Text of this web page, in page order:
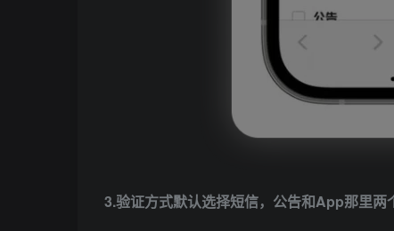
3.验证方式默认选择短信，公告和App那里